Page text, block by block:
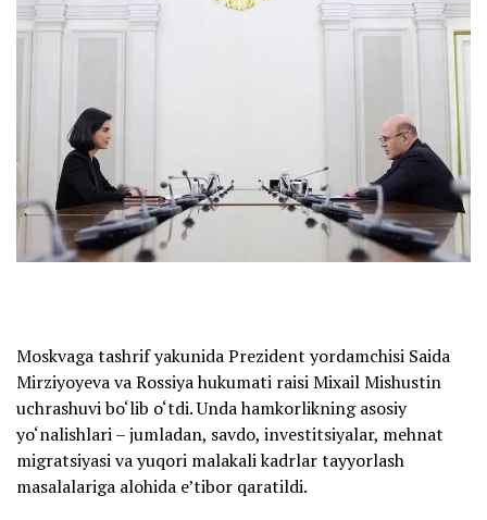
Moskvaga tashrif yakunida Prezident yordamchisi Saida
Mirziyoyeva va Rossiya hukumati raisi Mixail Mishustin
uchrashuvi bo‘lib o‘tdi. Unda hamkorlikning asosiy
yo‘nalishlari – jumladan, savdo, investitsiyalar, mehnat
migratsiyasi va yuqori malakali kadrlar tayyorlash
masalalariga alohida e’tibor qaratildi.